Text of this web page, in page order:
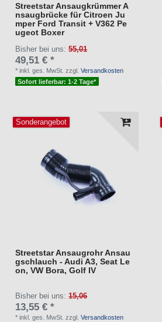
Streetstar Ansaugkrümmer A
nsaugbrücke für Citroen Ju
mper Ford Transit + V362 Pe
ugeot Boxer
Bisher bei uns:55,01
49,51 € *
*inkl. ges. MwSt. zzgl.Versandkosten
Sofort lieferbar: 1-2 Tage*
Sonderangebot
Streetstar Ansaugrohr Ansau
gschlauch - Audi A3, Seat Le
on, VW Bora, Golf IV
Bisher bei uns:15,06
13,55 € *
*inkl. ges. MwSt. zzgl.Versandkosten